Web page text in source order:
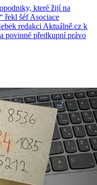
které žijí na
řekl šéf Asociace
redakci Aktuálně.cz k
povinné předkupní právo